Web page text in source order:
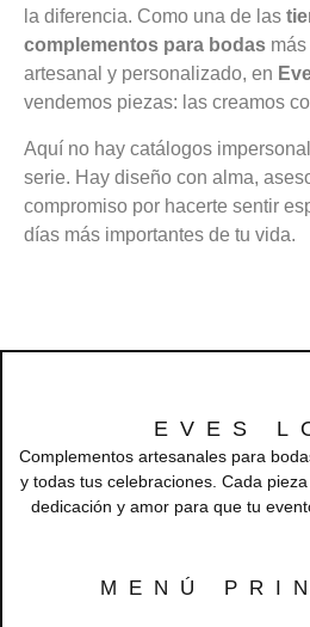
la diferencia. Como una de las
complementos para bodas
artesanal y personalizado, en
vendemos piezas: las creamos
Aquí no hay catálogos
serie. Hay diseño con alma,
compromiso por hacerte sentir
días más importantes de tu vida.
EVES
Complementos artesanales para
y todas tus celebraciones. Cada
dedicación y amor para que tu
MENÚ